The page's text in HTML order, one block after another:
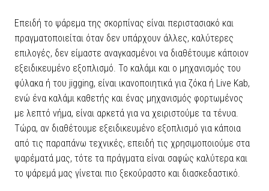
Επειδή το ψάρεμα της σκορπίνας είναι περιστασιακό και
πραγματοποιείται όταν δεν υπάρχουν άλλες, καλύτερες
επιλογές, δεν είμαστε αναγκασμένοι να διαθέτουμε κάποιον
εξειδικευμένο εξοπλισμό. Το καλάμι και ο μηχανισμός του
φύλακα ή του jigging, είναι ικανοποιητικά για ζόκα ή Live Kab,
ενώ ένα καλάμι καθετής και ένας μηχανισμός φορτωμένος
με λεπτό νήμα, είναι αρκετά για να χειριστούμε τα τένυα.
Τώρα, αν διαθέτουμε εξειδικευμένο εξοπλισμό για κάποια
από τις παραπάνω τεχνικές, επειδή τις χρησιμοποιούμε στα
ψαρέματά μας, τότε τα πράγματα είναι σαφώς καλύτερα και
το ψάρεμά μας γίνεται πιο ξεκούραστο και διασκεδαστικό.